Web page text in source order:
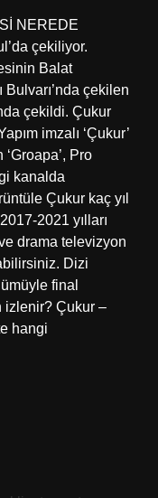
NEREDE
çekiliyor.
Balat
Bulvarı’nda çekilen
çekildi. Çukur
imzalı ‘Çukur’
Pro
kanalda
Çukur kaç yıl
2021 yılları
drama televizyon
Dizi
final
izlenir? Çukur –
hangi